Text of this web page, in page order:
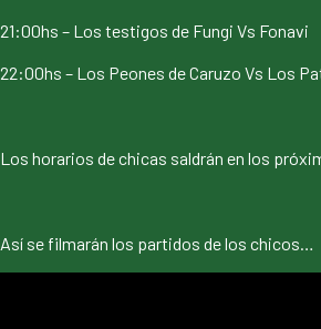
21:00hs – Los testigos de Fungi Vs Fonavi
22:00hs – Los Peones de Caruzo Vs Los
Los horarios de chicas saldrán en los
Así se filmarán los partidos de los chicos…